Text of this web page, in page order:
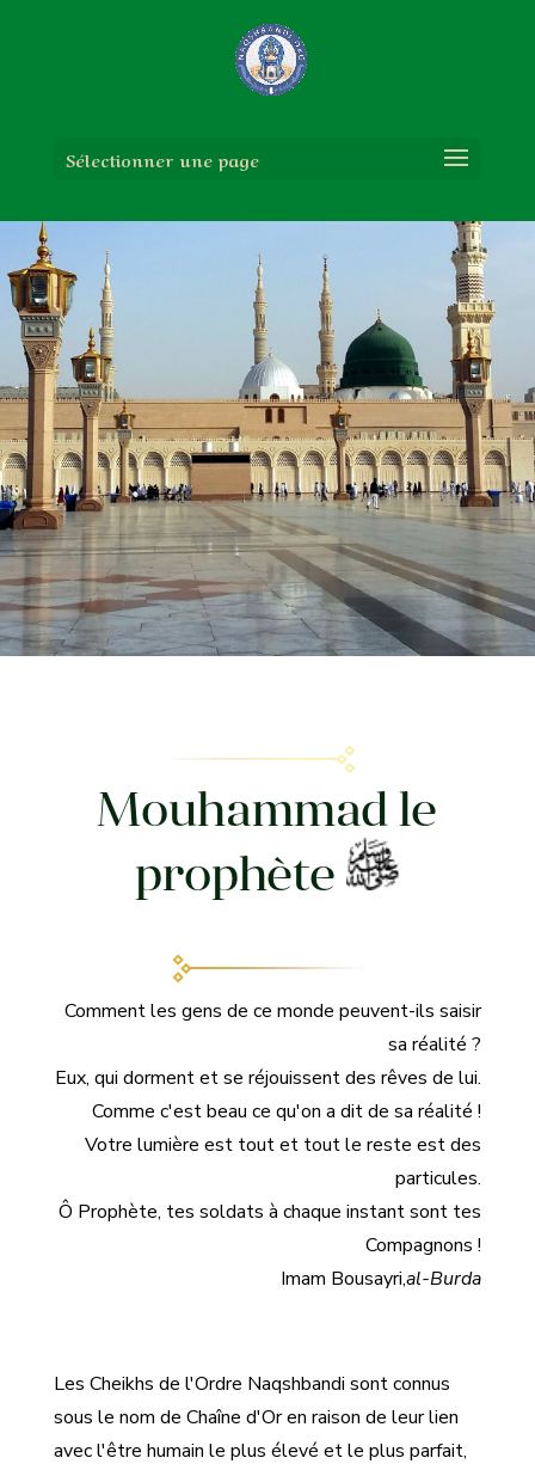
Sélectionner une page
Mouhammad le
prophète
Comment les gens de ce monde peuvent-ils saisir
sa réalité ?
Eux, qui dorment et se réjouissent des rêves de lui.
Comme c'est beau ce qu'on a dit de sa réalité !
Votre lumière est tout et tout le reste est des
particules.
Ô Prophète, tes soldats à chaque instant sont tes
Compagnons !
Imam Bousayri,al-Burda
Les Cheikhs de l'Ordre Naqshbandi sont connus
sous le nom de Chaîne d'Or en raison de leur lien
avec l'être humain le plus élevé et le plus parfait,